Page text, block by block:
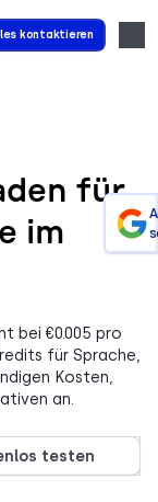
kontaktieren
für
im
bei €0.005 pro
für Sprache,
Kosten,
an.
testen